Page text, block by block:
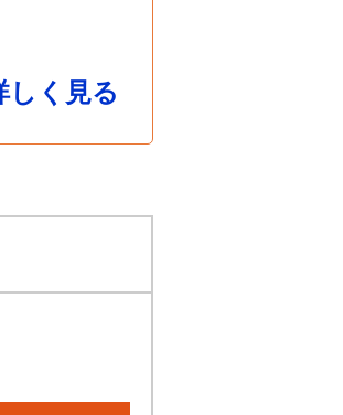
く見る